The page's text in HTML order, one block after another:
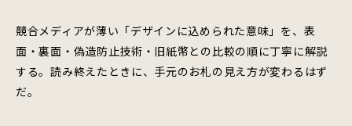
競合メディアが薄い「デザインに込められた意味」を、表
面・裏面・偽造防止技術・旧紙幣との比較の順に丁寧に解説
する。読み終えたときに、手元のお札の見え方が変わるはず
だ。